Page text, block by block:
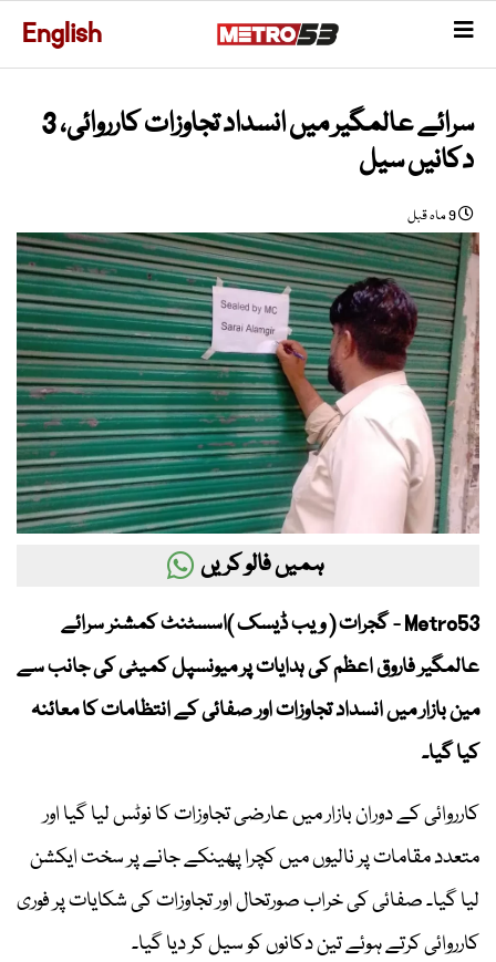
English
سرائے عالمگیر میں انسداد تجاوزات کارروائی، 3
دکانیں سیل
9 ماہ قبل
ہمیں فالو کریں
Metro53 - گجرات ( ویب ڈیسک )اسسٹنٹ کمشنر سرائے
عالمگیر فاروق اعظم کی ہدایات پر میونسپل کمیٹی کی جانب سے
مین بازار میں انسداد تجاوزات اور صفائی کے انتظامات کا معائنہ
کیا گیا۔
کارروائی کے دوران بازار میں عارضی تجاوزات کا نوٹس لیا گیا اور
متعدد مقامات پر نالیوں میں کچرا پھینکے جانے پر سخت ایکشن
لیا گیا۔ صفائی کی خراب صورتحال اور تجاوزات کی شکایات پر فوری
کارروائی کرتے ہوئے تین دکانوں کو سیل کر دیا گیا۔